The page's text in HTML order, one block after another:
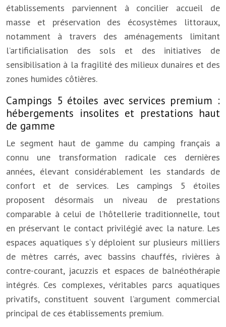
établissements parviennent à concilier accueil de
masse et préservation des écosystèmes littoraux,
notamment à travers des aménagements limitant
l’artificialisation des sols et des initiatives de
sensibilisation à la fragilité des milieux dunaires et des
zones humides côtières.
Campings 5 étoiles avec services premium :
hébergements insolites et prestations haut
de gamme
Le segment haut de gamme du camping français a
connu une transformation radicale ces dernières
années, élevant considérablement les standards de
confort et de services. Les campings 5 étoiles
proposent désormais un niveau de prestations
comparable à celui de l’hôtellerie traditionnelle, tout
en préservant le contact privilégié avec la nature. Les
espaces aquatiques s’y déploient sur plusieurs milliers
de mètres carrés, avec bassins chauffés, rivières à
contre-courant, jacuzzis et espaces de balnéothérapie
intégrés. Ces complexes, véritables parcs aquatiques
privatifs, constituent souvent l’argument commercial
principal de ces établissements premium.